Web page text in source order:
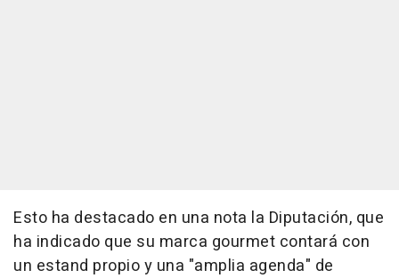
Esto ha destacado en una nota la Diputación, que
ha indicado que su marca gourmet contará con
un estand propio y una "amplia agenda" de